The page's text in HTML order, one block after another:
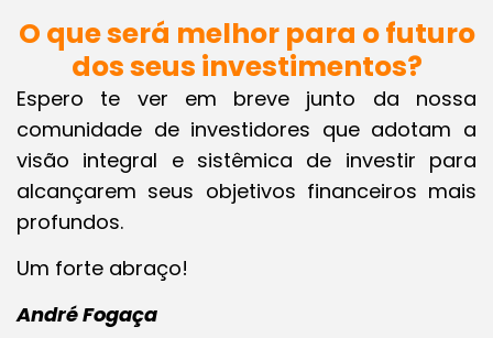
O que será melhor para o futuro
dos seus investimentos?
Espero te ver em breve junto da nossa
comunidade de investidores que adotam a
visão integral e sistêmica de investir para
alcançarem seus objetivos financeiros mais
profundos.
Um forte abraço!
André Fogaça